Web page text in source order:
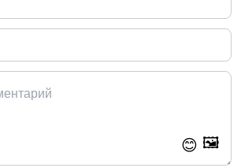
😊 🖼️